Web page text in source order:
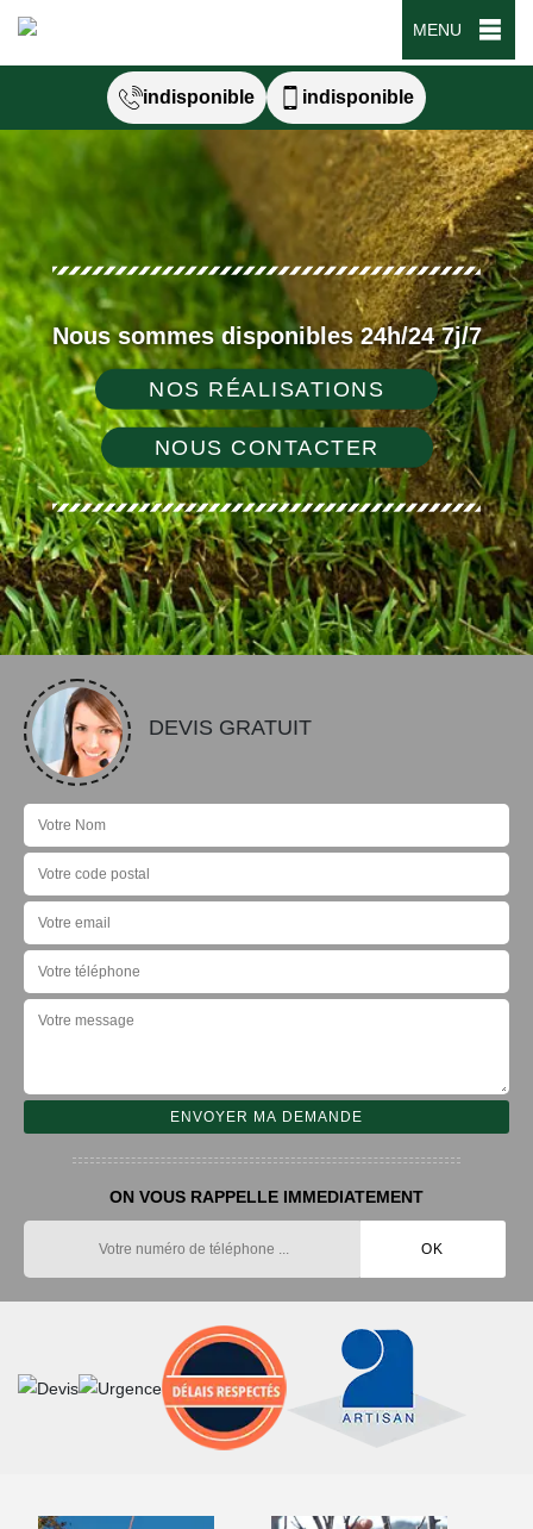
MENU
indisponible indisponible
Nous sommes disponibles 24h/24 7j/7
NOS RÉALISATIONS
NOUS CONTACTER
DEVIS GRATUIT
ON VOUS RAPPELLE IMMEDIATEMENT